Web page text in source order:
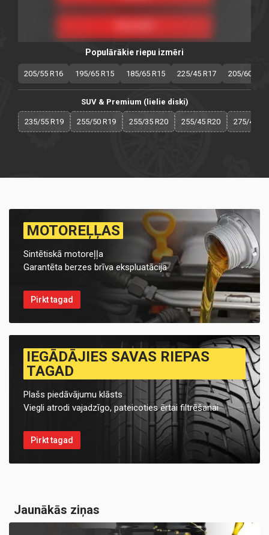
Populārākie riepu izmēri
205/55 R16 195/65 R15 185/65 R15 225/45 R17 205/60 R16
SUV & Premium (lielie diski)
235/55 R19 255/50 R19 255/35 R20 255/45 R20 275/40
MOTOREĻĻAS
Sintētiskā motoreļļa
Garantēta berzes brīva ekspluatācija
Pirkt tagad
IEGĀDĀJIES SAVAS RIEPAS
TAGAD
Plašs piedāvājumu klāsts
Viegli atrodi vajadzīgo, pateicoties ērtai filtrēšanai
Pirkt tagad
Jaunākās ziņas